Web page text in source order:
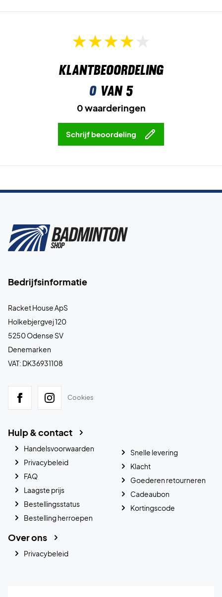
Klantbeoordeling
0van 5
0 waarderingen
Schrijf beoordeling
Bedrijfsinformatie
Racket House ApS
Holkebjergvej 120
5250 Odense SV
Denemarken
VAT: DK36931108
Cookies
Hulp & contact
Handelsvoorwaarden
Privacybeleid
FAQ
Laagste prijs
Bestellingsstatus
Bestelling herroepen
Snelle levering
Klacht
Goederen retourneren
Cadeaubon
Kortingscode
Over ons
Privacybeleid